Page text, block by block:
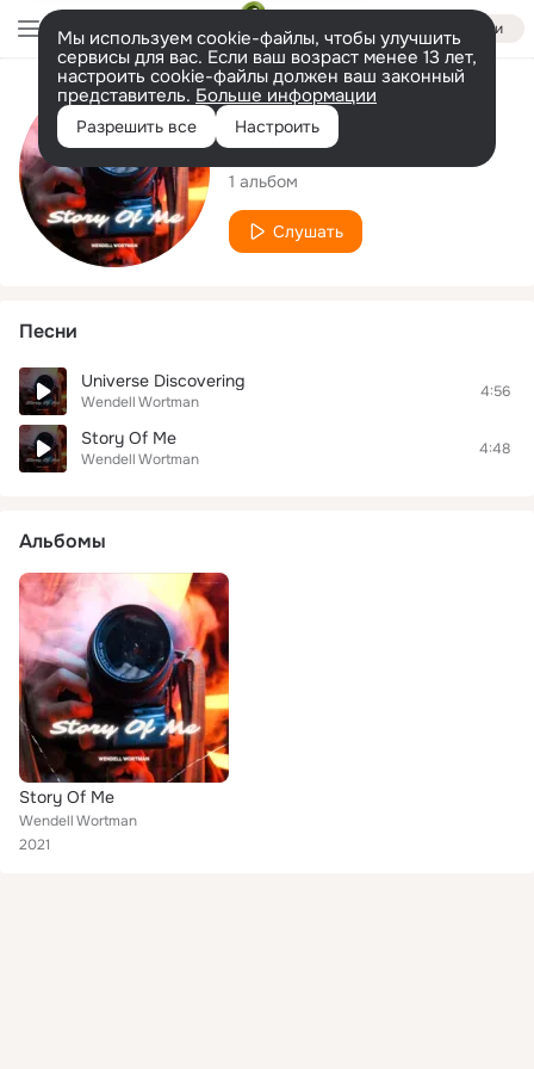
Войти
Мы используем cookie-файлы, чтобы улучшить
сервисы для вас. Если ваш возраст менее 13 лет,
настроить cookie-файлы должен ваш законный
представитель. Больше информации
Разрешить все Настроить
Исполнитель
Wendell Wortman
1 альбом
Слушать
Песни
Universe Discovering
Wendell Wortman
4:56
Story Of Me
Wendell Wortman
4:48
Альбомы
Story Of Me
Wendell Wortman
2021